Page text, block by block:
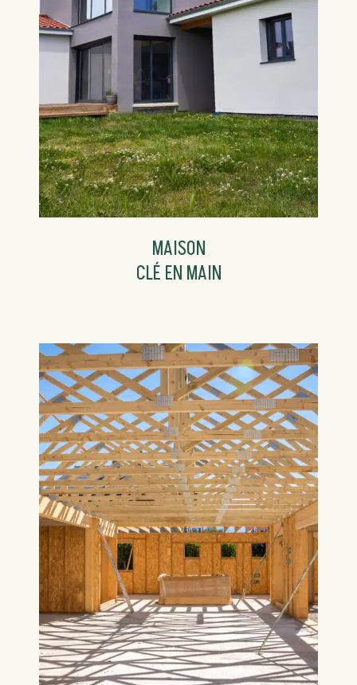
MAISON
CLÉ EN MAIN